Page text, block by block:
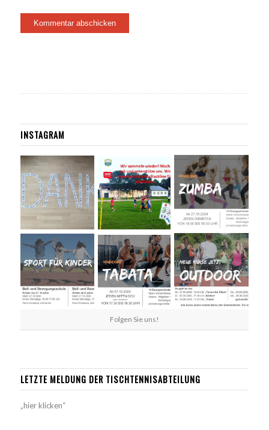
INSTAGRAM
Folgen Sie uns!
LETZTE MELDUNG DER TISCHTENNISABTEILUNG
„hier klicken“